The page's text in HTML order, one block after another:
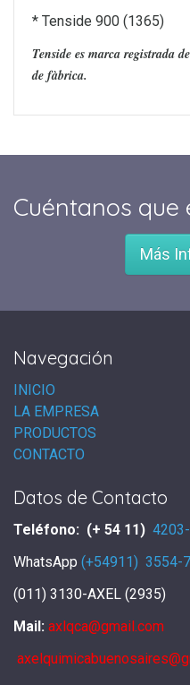
* Tenside 900 (1365)
Tenside es marca registrada
de fàbrica.
Cuéntanos
Más
Navegación
INICIO
LA EMPRESA
PRODUCTOS
CONTACTO
Datos de Contacto
Teléfono: (+ 54 11)
WhatsApp (+54911) 3554-
(011) 3130-AXEL (2935)
Mail: axlqca@gmail.com